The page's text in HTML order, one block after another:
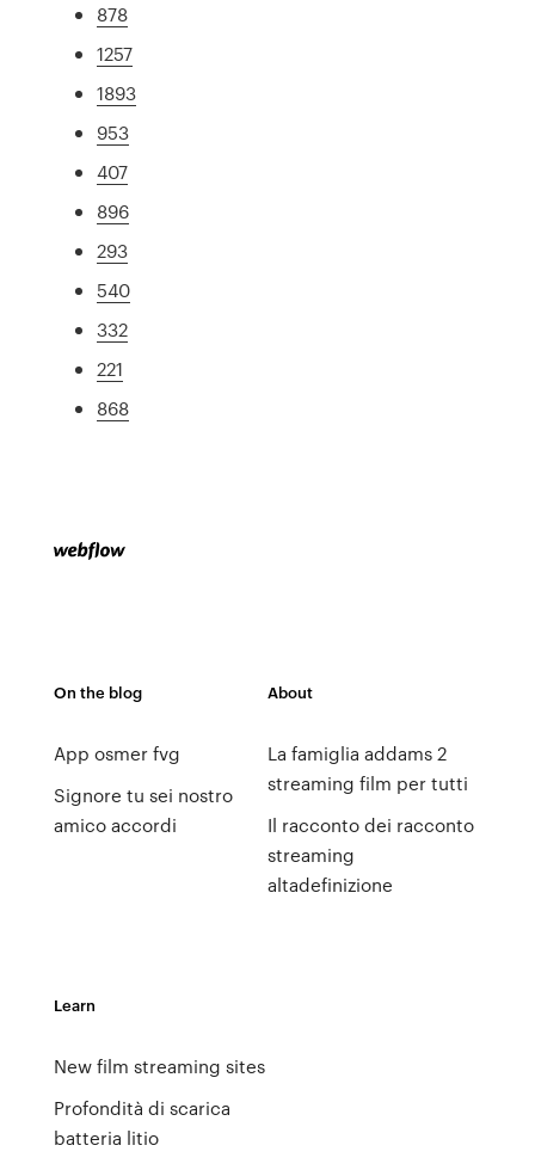
878
1257
1893
953
407
896
293
540
332
221
868
On the blog
App osmer fvg
Signore tu sei nostro
amico accordi
About
La famiglia addams 2
streaming film per tutti
Il racconto dei racconto
streaming
altadefinizione
Learn
New film streaming sites
Profondità di scarica
batteria litio